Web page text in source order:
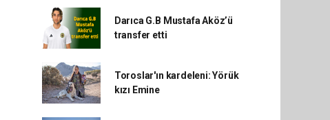
Darıca G.B Mustafa Aköz’ü
transfer etti
Toroslar'ın kardeleni: Yörük
kızı Emine